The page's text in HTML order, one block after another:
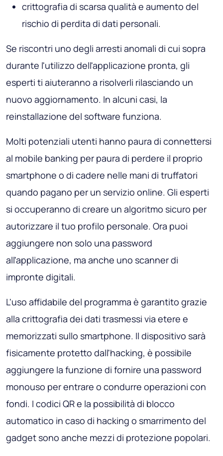
crittografia di scarsa qualità e aumento del
rischio di perdita di dati personali.
Se riscontri uno degli arresti anomali di cui sopra
durante l'utilizzo dell'applicazione pronta, gli
esperti ti aiuteranno a risolverli rilasciando un
nuovo aggiornamento. In alcuni casi, la
reinstallazione del software funziona.
Molti potenziali utenti hanno paura di connettersi
al mobile banking per paura di perdere il proprio
smartphone o di cadere nelle mani di truffatori
quando pagano per un servizio online. Gli esperti
si occuperanno di creare un algoritmo sicuro per
autorizzare il tuo profilo personale. Ora puoi
aggiungere non solo una password
all'applicazione, ma anche uno scanner di
impronte digitali.
L'uso affidabile del programma è garantito grazie
alla crittografia dei dati trasmessi via etere e
memorizzati sullo smartphone. Il dispositivo sarà
fisicamente protetto dall'hacking, è possibile
aggiungere la funzione di fornire una password
monouso per entrare o condurre operazioni con
fondi. I codici QR e la possibilità di blocco
automatico in caso di hacking o smarrimento del
gadget sono anche mezzi di protezione popolari.